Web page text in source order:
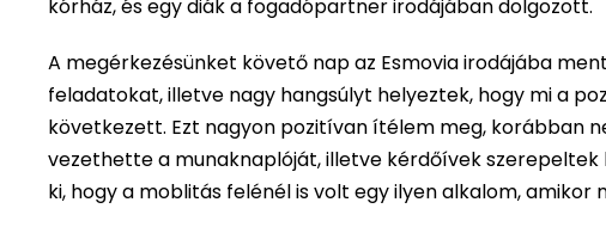
kórház, és egy diák a fogadópartner irodájában dolgozott.
A megérkezésünket követő nap az Esmovia irodájába
feladatokat, illetve nagy hangsúlyt helyeztek, hogy mi a
következett. Ezt nagyon pozitívan ítélem meg, korábban
vezethette a munaknaplóját, illetve kérdőívek
ki, hogy a moblitás felénél is volt egy ilyen alkalom,